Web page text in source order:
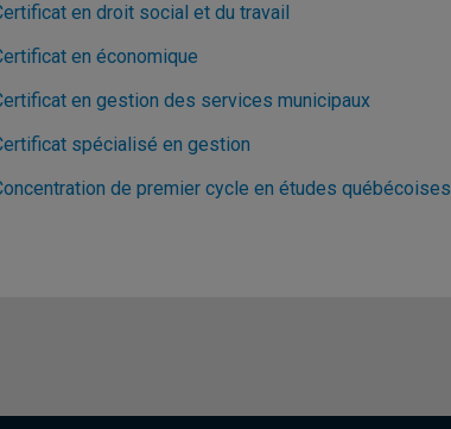
en droit social et du travail
en économique
en gestion des services municipaux
spécialisé en gestion
de premier cycle en études québécoises